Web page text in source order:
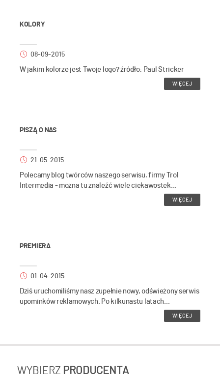
KOLORY
08-09-2015
W jakim kolorze jest Twoje logo? źródło: Paul Stricker
WIĘCEJ
PISZĄ O NAS
21-05-2015
Polecamy blog twórców naszego serwisu, firmy Trol
Intermedia - można tu znaleźć wiele ciekawostek...
WIĘCEJ
PREMIERA
01-04-2015
Dziś uruchomiliśmy nasz zupełnie nowy, odświeżony serwis
upominków reklamowych. Po kilkunastu latach...
WIĘCEJ
WYBIERZ PRODUCENTA